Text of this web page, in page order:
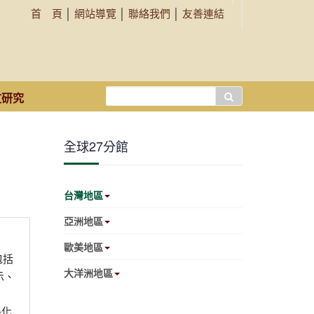
首 頁 網站導覽 聯絡我們 友善連結
究
尋...
括
全球27分館
台灣地區
亞洲地區
歐美地區
大洋洲地區